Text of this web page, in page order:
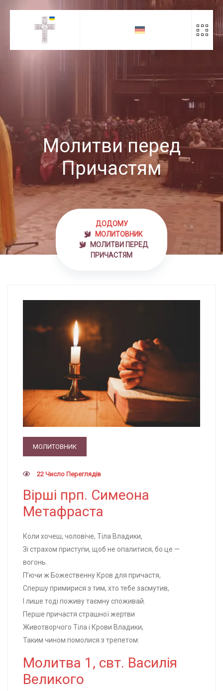
Молитви перед
Причастям
ДОДОМУ
МОЛИТОВНИК
МОЛИТВИ ПЕРЕД
ПРИЧАСТЯМ
МОЛИТОВНИК
22 Число Переглядів
Вірші прп. Симеона
Метафраста
Коли хочеш, чоловіче, Тіла Владики,
Зі страхом приступи, щоб не опалитися, бо це —
вогонь.
П’ючи ж Божественну Кров для причастя,
Спершу примирися з тим, хто тебе засмутив,
І лише тоді поживу таємну споживай.
Перше причастя страшної жертви
Животворчого Тіла і Крови Владики,
Таким чином помолися з трепетом:
Молитва 1, свт. Василія
Великого